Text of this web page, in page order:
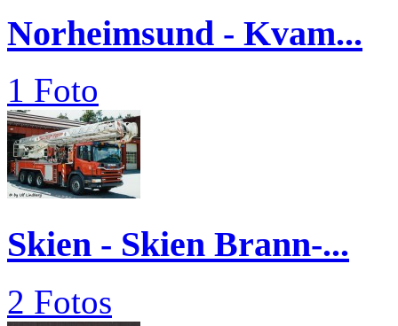
Norheimsund - Kvam...
1 Foto
Skien - Skien Brann-...
2 Fotos